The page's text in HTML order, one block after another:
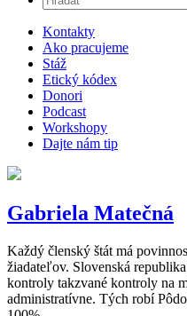
Kontakty
Ako pracujeme
Stáž
Etický kódex
Donori
Podcast
Workshopy
Dajte nám tip
Gabriela Matečná
Každý členský štát má
žiadateľov. Slovenská
kontroly takzvané kontroly na
administratívne. Tých robí